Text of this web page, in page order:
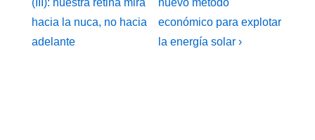
de
entradas
anterior
es
hacia la nuca, no hacia
adelante
siguiente
es
económico para explotar
la energía solar ›